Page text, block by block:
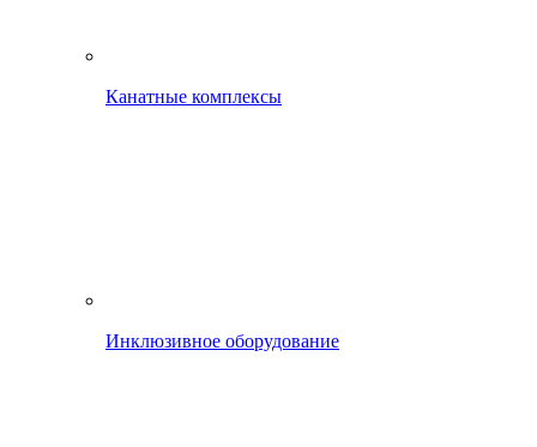
Канатные комплексы
Инклюзивное оборудование